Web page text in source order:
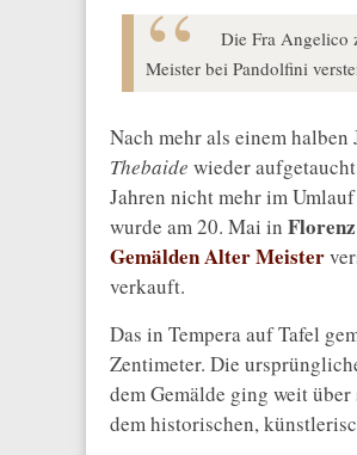
Die Fra Angelico
Meister bei Pandolfini
Nach mehr als einem
Thebaide wieder
Jahren nicht mehr im
wurde am 20. Mai in Florenz
Gemälden Alter Meister
verkauft.
Das in Tempera auf Tafel
Zentimeter. Die
dem Gemälde ging weit
dem historischen,